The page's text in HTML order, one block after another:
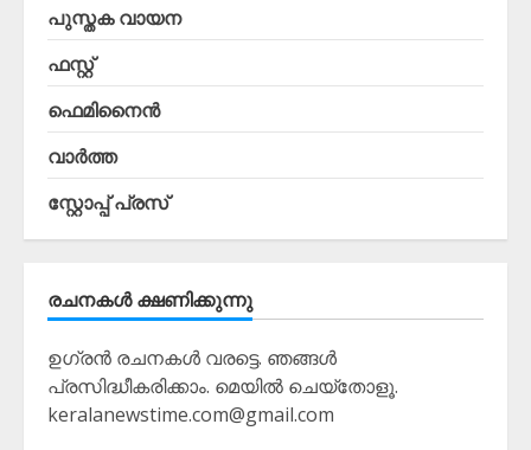
പുസ്തക വായന
ഫസ്റ്റ്
ഫെമിനൈൻ
വാർത്ത
സ്റ്റോപ്പ്‌ പ്രസ്‌
രചനകൾ ക്ഷണിക്കുന്നു
ഉഗ്രൻ രചനകൾ വരട്ടെ. ഞങ്ങൾ
പ്രസിദ്ധീകരിക്കാം. മെയിൽ ചെയ്തോളൂ.
keralanewstime.com@gmail.com